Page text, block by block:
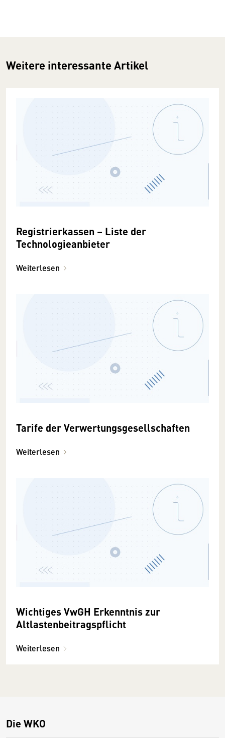
Weitere interessante Artikel
Registrierkassen – Liste der
Technologieanbieter
Weiterlesen
Tarife der Verwertungsgesellschaften
Weiterlesen
Wichtiges VwGH Erkenntnis zur
Altlastenbeitragspflicht
Weiterlesen
Die WKO